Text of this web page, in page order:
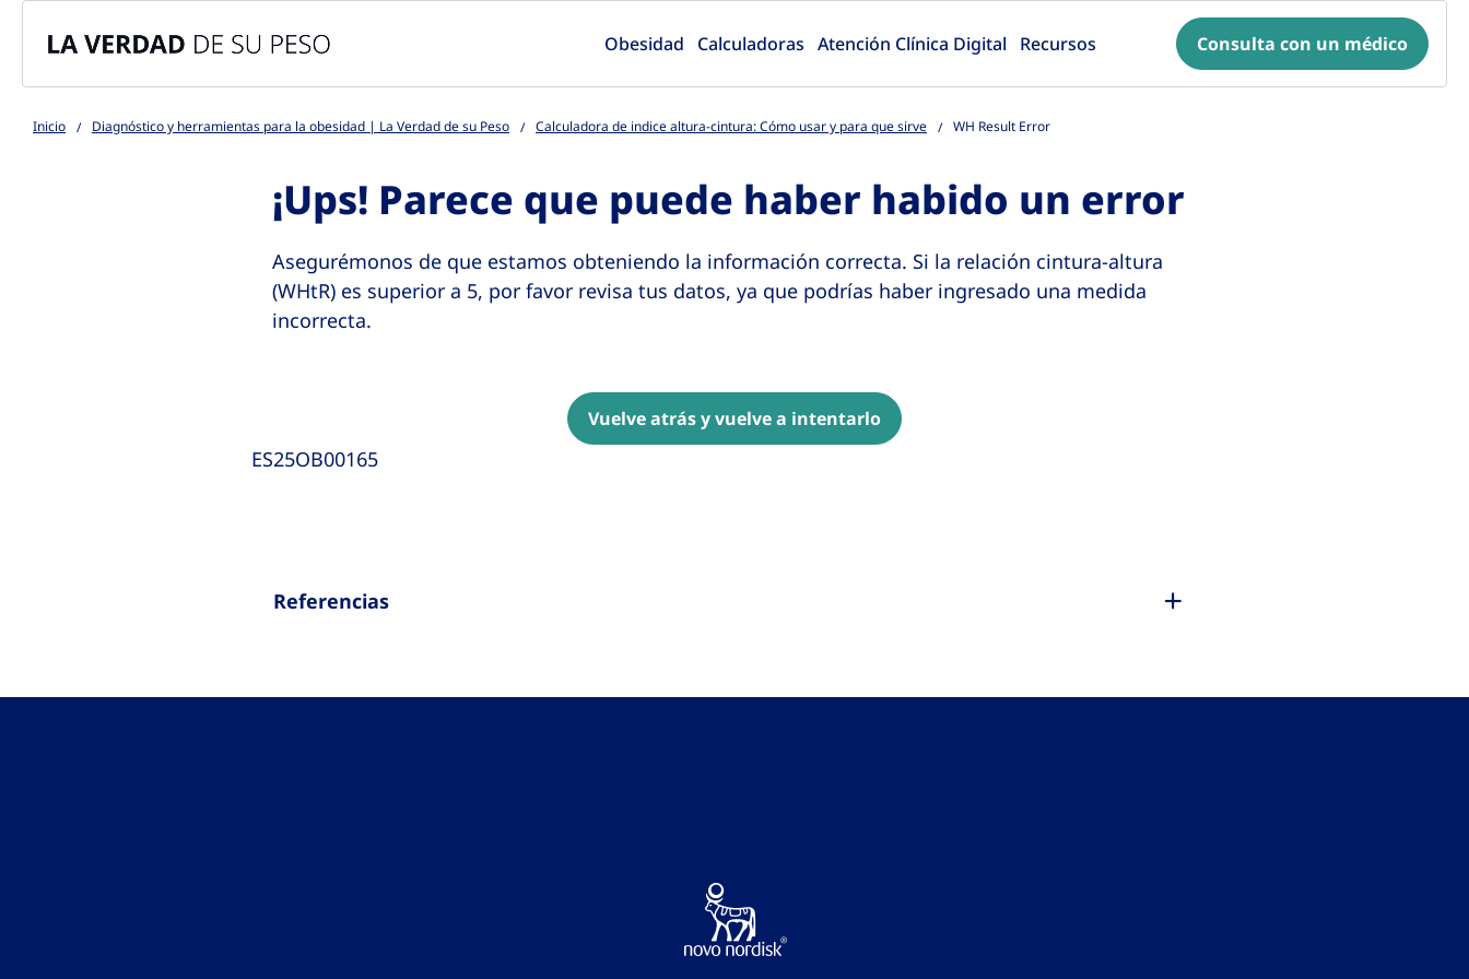
Obesidad
Calculadoras Atención Clínica Digital Recursos Consulta con un médico
Inicio Diagnóstico y herramientas para la obesidad | La Verdad de su Peso Calculadora de indice altura-cintura: Cómo usar y para que sirve WH Result Error
¡Ups! Parece que puede haber habido un error
Asegurémonos de que estamos obteniendo la información correcta. Si la relación cintura-altura
(WHtR) es superior a 5, por favor revisa tus datos, ya que podrías haber ingresado una medida
incorrecta.
Vuelve atrás y vuelve a intentarlo
ES25OB00165
Referencias